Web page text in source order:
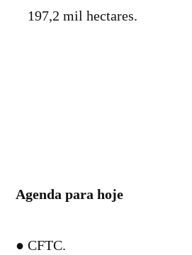
197,2 mil hectares.
Agenda para hoje
● CFTC.